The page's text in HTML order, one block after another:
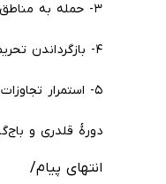
۳- حمله به مناطق جنوبی ایران
۴- بازگرداندن تحریم‌های نفتی
۵- استمرار تجاوزات رژیم صهیونیستی به لبنان
دورهٔ قلدری و
انتهای پیام/